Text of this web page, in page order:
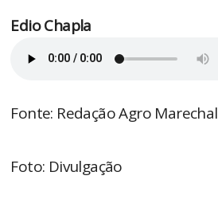
Edio Chapla
Fonte: Redação Agro Marechal
Foto: Divulgação